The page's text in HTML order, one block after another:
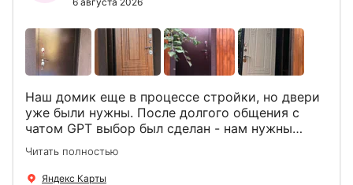
Наш домик еще в процессе стройки, но двери
уже были нужны. После долгого общения с
чатом GPT выбор был сделан - нам нужны
двери Аргус Термо Композит, которые нашлись
в компании ДвериОпт . Менеджер Филипп
ответил на все вопросы, посчитал стоимость и
Читать полностью
Яндекс Карты